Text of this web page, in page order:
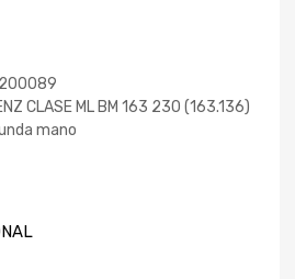
CLASE ML BM 163 230 (163.136)
mano